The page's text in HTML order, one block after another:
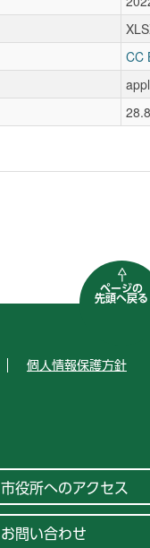
CC
ページの
先頭へ戻る
個人情報保護方針
市役所へのアクセス
お問い合わせ